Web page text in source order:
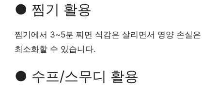
● 찜기 활용
찜기에서 3~5분 찌면 식감은 살리면서 영양 손실은
최소화할 수 있습니다.
● 수프/스무디 활용